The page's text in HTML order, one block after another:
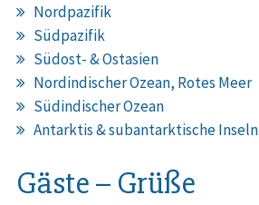
Nordpazifik
Südpazifik
Südost- & Ostasien
Nordindischer Ozean, Rotes Meer
Südindischer Ozean
Antarktis & subantarktische Inseln
Gäste – Grüße